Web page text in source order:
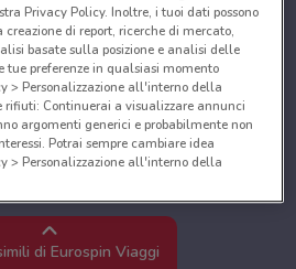
di Eurospin Viaggi
Privacy Policy. Inoltre, i tuoi dati possono
di report, ricerche di mercato,
basate sulla posizione e analisi delle
tue preferenze in qualsiasi momento
> Personalizzazione all'interno della
rifiuti: Continuerai a visualizzare annunci
argomenti generici e probabilmente non
Potrai sempre cambiare idea
> Personalizzazione all'interno della
i dati per fornire:
precisi. Scansione attiva delle
ai fini dell’identificazione. Archiviare